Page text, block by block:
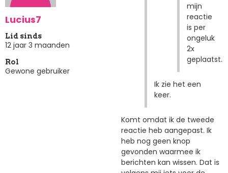
Lucius7
Lid sinds
12 jaar 3 maanden
Rol
Gewone gebruiker
mijn
reactie
is per
ongeluk
2x
geplaatst.
Ik zie het een
keer.
Komt omdat ik de tweede
reactie heb aangepast. Ik
heb nog geen knop
gevonden waarmee ik
berichten kan wissen. Dat is